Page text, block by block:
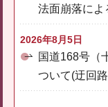
法面崩落によ
2026年8月5日
国道168号（
ついて(迂回